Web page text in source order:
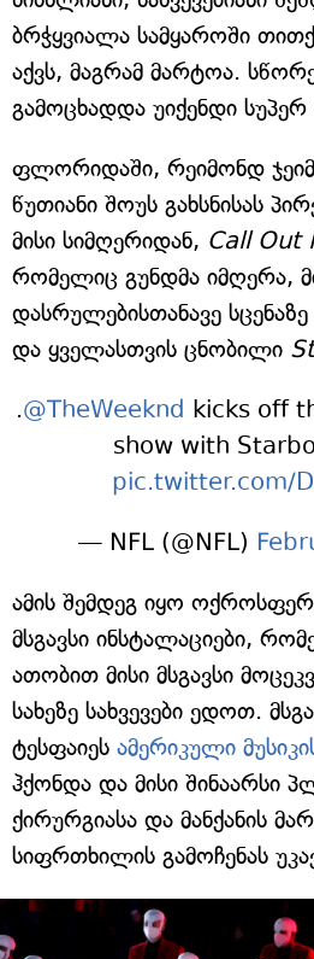
ბრჭყვიალა სამყაროში
აქვს, მაგრამ მარტოა.
გამოცხადდა უიქენდი
ფლორიდაში, რეიმონდ
წუთიანი შოუს გახსნისას
მისი სიმღერიდან, Call Out
რომელიც გუნდმა იმღერა,
დასრულებისთანავე
და ყველასთვის ცნობილი
.@TheWeeknd kicks off
show with
pic.twitter.com/
— NFL (@NFL)
ამის შემდეგ იყო
მსგავსი ინსტალაციები,
ათობით მისი მსგავსი
სახეზე სახვევები ედოთ.
ტესფაიეს ამერიკული
ჰქონდა და მისი შინაარსი
ქირურგიასა და მანქანის
სიფრთხილის გამოჩენას